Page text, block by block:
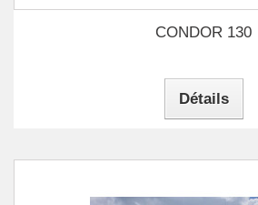
CONDOR 130
Détails